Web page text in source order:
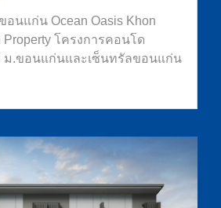
อนแก่น Ocean Oasis Khon
Property โครงการคอนโด
ม.ขอนแก่นและเซ็นทรัลขอนแก่น
ร่มรื่น และมีความเป็นส่วนตัว
Space การันตีที่จอดรถ
ขอนแก่น ติดถนนมิตรภาพ เดิน